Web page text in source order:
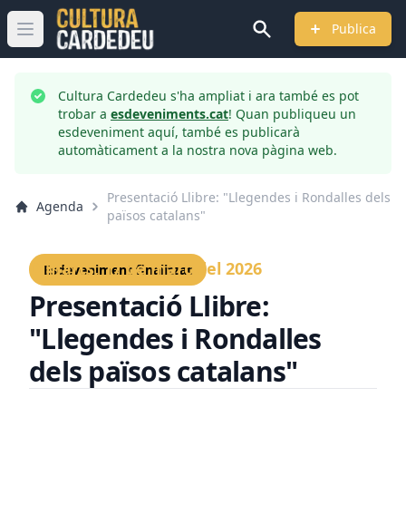
Obrir menú principal Publica
Cultura Cardedeu s'ha ampliat i ara també es pot
trobar a esdeveniments.cat! Quan publiqueu un
esdeveniment aquí, també es publicarà
automàticament a la nostra nova pàgina web.
Agenda
Presentació Llibre: "Llegendes i Rondalles dels
països catalans"
Esdeveniment finalitzat
Dimarts, 17 de març del 2026
Presentació Llibre:
"Llegendes i Rondalles
dels països catalans"